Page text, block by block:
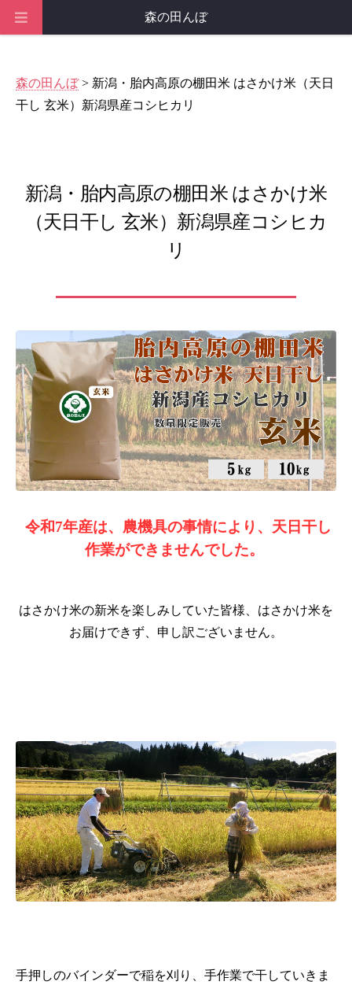
森の田んぼ> 新潟・胎内高原の棚田米 はさかけ米（天日
干し 玄米）新潟県産コシヒカリ
新潟・胎内高原の棚田米 はさかけ米
（天日干し 玄米）新潟県産コシヒカ
リ
令和7年産は、農機具の事情により、天日干し
作業ができませんでした。
はさかけ米の新米を楽しみしていた皆様、はさかけ米を
お届けできず、申し訳ございません。
手押しのバインダーで稲を刈り、手作業で干していきま
森の田んぼ